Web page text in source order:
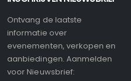
Ontvang de laatste
informatie over
evenementen, verkopen en
aanbiedingen. Aanmelden
voor Nieuwsbrief: